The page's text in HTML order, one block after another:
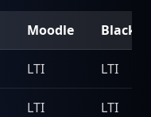
Moodle
LTI LTI
LTI LTI